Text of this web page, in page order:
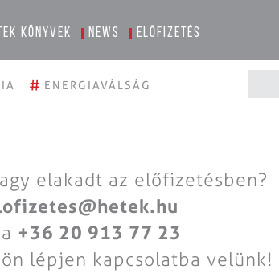
könyvek News Előfizetés
# ENERGIAVÁLSÁG
elakadt az előfizetésben?
+36 20 913 77 23
lépjen kapcsolatba velünk!